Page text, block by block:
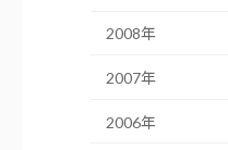
2008年
2007年
2006年